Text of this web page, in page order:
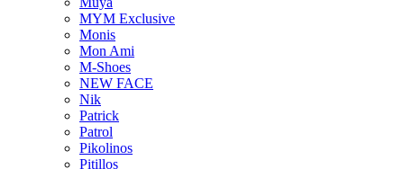
MYM Exclusive
Monis
Mon Ami
M-Shoes
NEW FACE
Nik
Patrick
Patrol
Pikolinos
Pitillos